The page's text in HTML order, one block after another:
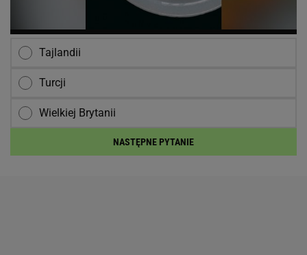
Tajlandii
Turcji
Wielkiej Brytanii
NASTĘPNE PYTANIE